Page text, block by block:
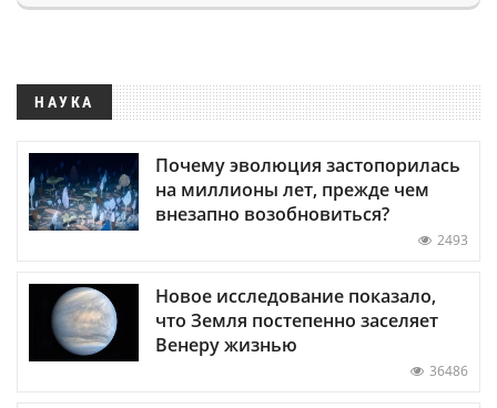
НАУКА
Почему эволюция застопорилась
на миллионы лет, прежде чем
внезапно возобновиться?
2493
Новое исследование показало,
что Земля постепенно заселяет
Венеру жизнью
36486